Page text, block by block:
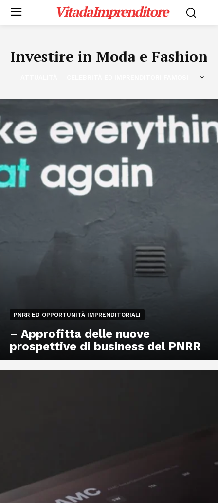
VitadaImprenditore
Investire in Moda e Fashion
PNRR ED OPPORTUNITÀ IMPRENDITORIALI
– Approfitta delle nuove
prospettive di business del PNRR